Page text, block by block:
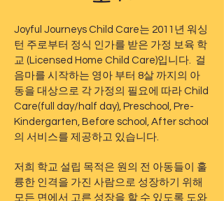
Joyful Journeys Child Care는 2011년 워싱
턴 주로부터 정식 인가를 받은 가정 보육 학
교 (Licensed Home Child Care)입니다. 걸
음마를 시작하는 영아 부터 8살 까지의 아
동을 대상으로 각 가정의 필요에 따라 Child
Care(full day/half day), Preschool, Pre-
Kindergarten, Before school, After school
의 서비스를 제공하고 있습니다.
저희 학교 설립 목적은 원의 전 아동들이 훌
륭한 인격을 가진 사람으로 성장하기 위해
모든 면에서 고른 성장을 할 수 있도록 도와